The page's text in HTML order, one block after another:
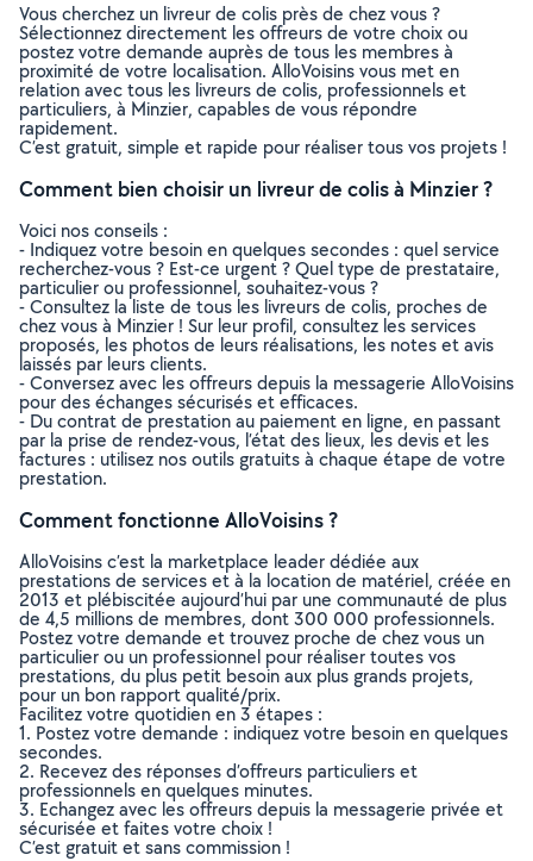
Vous cherchez un livreur de colis près de chez vous ?
Sélectionnez directement les offreurs de votre choix ou
postez votre demande auprès de tous les membres à
proximité de votre localisation. AlloVoisins vous met en
relation avec tous les livreurs de colis, professionnels et
particuliers, à Minzier, capables de vous répondre
rapidement.
C’est gratuit, simple et rapide pour réaliser tous vos projets !
Comment bien choisir un livreur de colis à Minzier ?
Voici nos conseils :
- Indiquez votre besoin en quelques secondes : quel service
recherchez-vous ? Est-ce urgent ? Quel type de prestataire,
particulier ou professionnel, souhaitez-vous ?
- Consultez la liste de tous les livreurs de colis, proches de
chez vous à Minzier ! Sur leur profil, consultez les services
proposés, les photos de leurs réalisations, les notes et avis
laissés par leurs clients.
- Conversez avec les offreurs depuis la messagerie AlloVoisins
pour des échanges sécurisés et efficaces.
- Du contrat de prestation au paiement en ligne, en passant
par la prise de rendez-vous, l’état des lieux, les devis et les
factures : utilisez nos outils gratuits à chaque étape de votre
prestation.
Comment fonctionne AlloVoisins ?
AlloVoisins c’est la marketplace leader dédiée aux
prestations de services et à la location de matériel, créée en
2013 et plébiscitée aujourd’hui par une communauté de plus
de 4,5 millions de membres, dont 300 000 professionnels.
Postez votre demande et trouvez proche de chez vous un
particulier ou un professionnel pour réaliser toutes vos
prestations, du plus petit besoin aux plus grands projets,
pour un bon rapport qualité/prix.
Facilitez votre quotidien en 3 étapes :
1. Postez votre demande : indiquez votre besoin en quelques
secondes.
2. Recevez des réponses d’offreurs particuliers et
professionnels en quelques minutes.
3. Echangez avec les offreurs depuis la messagerie privée et
sécurisée et faites votre choix !
C’est gratuit et sans commission !